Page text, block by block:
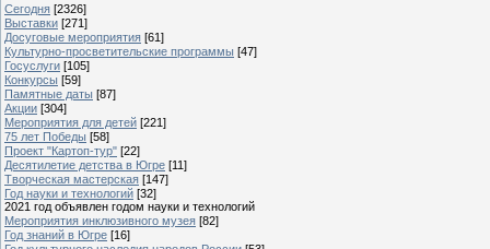
Сегодня [2326]
Выставки [271]
Досуговые мероприятия [61]
Культурно-просветительские программы [47]
Госуслуги [105]
Конкурсы [59]
Памятные даты [87]
Акции [304]
Мероприятия для детей [221]
75 лет Победы [58]
Проект "Картоп-тур" [22]
Десятилетие детства в Югре [11]
Творческая мастерская [147]
Год науки и технологий [32]
2021 год объявлен годом науки и технологий
Мероприятия инклюзивного музея [82]
Год знаний в Югре [16]